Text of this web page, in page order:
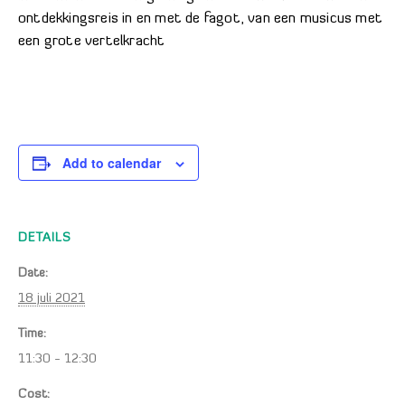
ontdekkingsreis in en met de fagot, van een musicus met
een grote vertelkracht
Add to calendar
DETAILS
Date:
18 juli 2021
Time:
11:30 - 12:30
Cost: